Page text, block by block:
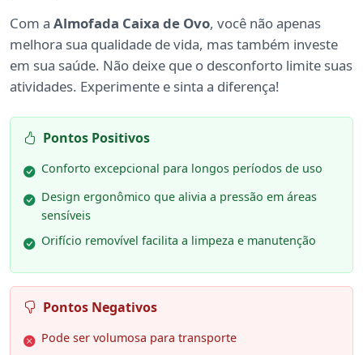
Com a Almofada Caixa de Ovo, você não apenas
melhora sua qualidade de vida, mas também investe
em sua saúde. Não deixe que o desconforto limite suas
atividades. Experimente e sinta a diferença!
Pontos Positivos
Conforto excepcional para longos períodos de uso
Design ergonômico que alivia a pressão em áreas
sensíveis
Orifício removível facilita a limpeza e manutenção
Pontos Negativos
Pode ser volumosa para transporte